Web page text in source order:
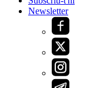
Newsletter